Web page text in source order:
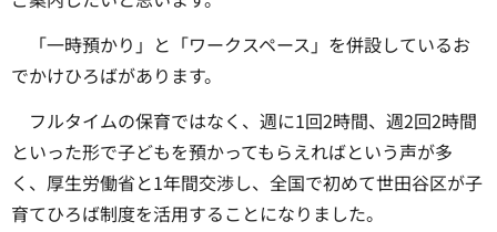
「一時預かり」と「ワークスペース」を併設しているお
でかけひろばがあります。
フルタイムの保育ではなく、週に1回2時間、週2回2時間
といった形で子どもを預かってもらえればという声が多
く、厚生労働省と1年間交渉し、全国で初めて世田谷区が子
育てひろば制度を活用することになりました。